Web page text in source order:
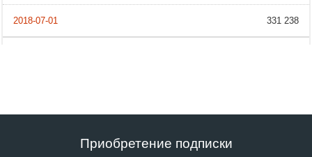
331 238
Приобретение подписки